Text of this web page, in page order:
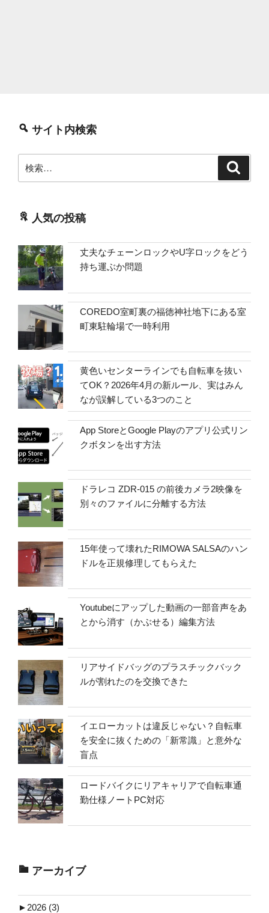
サイト内検索
索:
人気の投稿
丈夫なチェーンロックやU字ロックをどう
持ち運ぶか問題
COREDO室町裏の福徳神社地下にある室
町東駐輪場で一時利用
黄色いセンターラインでも自転車を抜い
てOK？2026年4月の新ルール、実はみん
なが誤解している3つのこと
App StoreとGoogle Playのアプリ公式リン
クボタンを出す方法
ドラレコ ZDR-015 の前後カメラ2映像を
別々のファイルに分離する方法
15年使って壊れたRIMOWA SALSAのハン
ドルを正規修理してもらえた
Youtubeにアップした動画の一部音声をあ
とから消す（かぶせる）編集方法
リアサイドバッグのプラスチックバック
ルが割れたのを交換できた
イエローカットは違反じゃない？自転車
を安全に抜くための「新常識」と意外な
盲点
ロードバイクにリアキャリアで自転車通
勤仕様ノートPC対応
アーカイブ
► 2026 (3)